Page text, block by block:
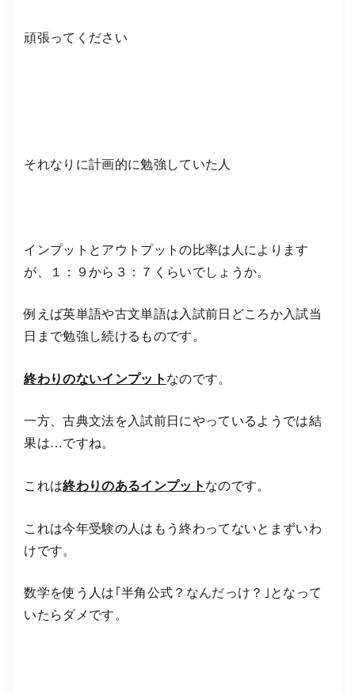
頑張ってください
それなりに計画的に勉強していた人
インプットとアウトプットの比率は人によります
が、１：９から３：７くらいでしょうか。
例えば英単語や古文単語は入試前日どころか入試当
日まで勉強し続けるものです。
終わりのないインプット なのです。
一方、古典文法を入試前日にやっているようでは結
果は…ですね。
これは終わりのあるインプット なのです。
これは今年受験の人はもう終わってないとまずいわ
けです。
数学を使う人は｢半角公式？なんだっけ？｣となって
いたらダメです。